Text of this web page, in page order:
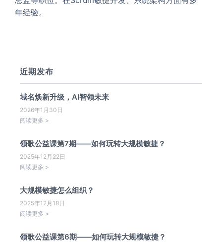
年经验。
近期发布
域名焕新升级，AI智领未来
2026年1月30日
阅读更多 >
领歌公益课第7期——如何玩转大规模敏捷？
2025年12月22日
阅读更多 >
大规模敏捷怎么组织？
2025年12月18日
阅读更多 >
领歌公益课第6期——如何玩转大规模敏捷？